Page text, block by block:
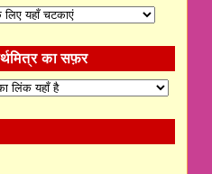
का सफ़र